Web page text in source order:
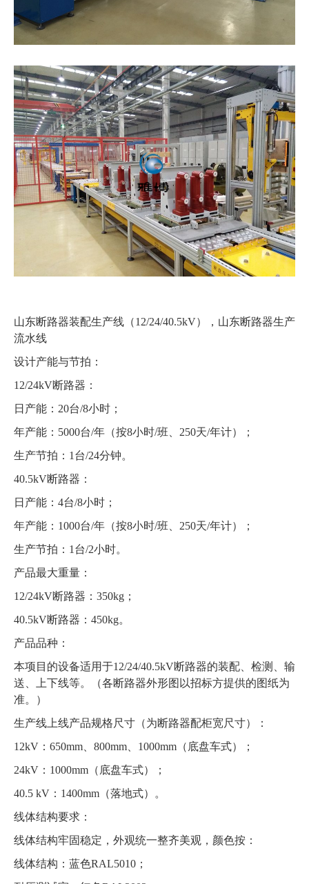
山东断路器装配生产线（12/24/40.5kV），山东断路器生产
流水线
设计产能与节拍：
12/24kV断路器：
日产能：20台/8小时；
年产能：5000台/年（按8小时/班、250天/年计）；
生产节拍：1台/24分钟。
40.5kV断路器：
日产能：4台/8小时；
年产能：1000台/年（按8小时/班、250天/年计）；
生产节拍：1台/2小时。
产品最大重量：
12/24kV断路器：350kg；
40.5kV断路器：450kg。
产品品种：
本项目的设备适用于12/24/40.5kV断路器的装配、检测、输
送、上下线等。（各断路器外形图以招标方提供的图纸为
准。）
生产线上线产品规格尺寸（为断路器配柜宽尺寸）：
12kV：650mm、800mm、1000mm（底盘车式）；
24kV：1000mm（底盘车式）；
40.5 kV：1400mm（落地式）。
线体结构要求：
线体结构牢固稳定，外观统一整齐美观，颜色按：
线体结构：蓝色RAL5010；